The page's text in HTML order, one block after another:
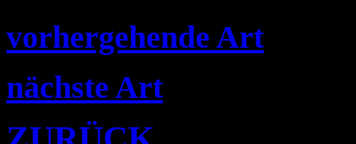
vorhergehende Art
nächste Art